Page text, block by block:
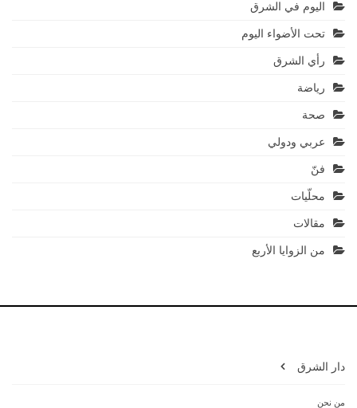
اليوم في الشرق
تحت الأضواء اليوم
رأي الشرق
رياضة
صحة
عربي ودولي
فنّ
محلّيات
مقالات
من الزوايا الأربع
دار الشرق
من نحن